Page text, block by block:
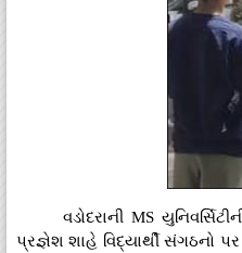
વડોદરાની MS
પ્રજ્ઞેશ શાહે વિદ્યાર્થી સંગઠનો